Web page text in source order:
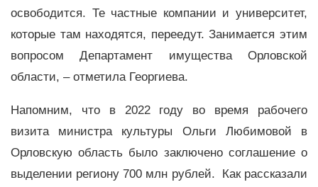
освободится. Те частные компании и университет,
которые там находятся, переедут. Занимается этим
вопросом Департамент имущества Орловской
области, – отметила Георгиева.
Напомним, что в 2022 году во время рабочего
визита министра культуры Ольги Любимовой в
Орловскую область было заключено соглашение о
выделении региону 700 млн рублей. Как рассказали